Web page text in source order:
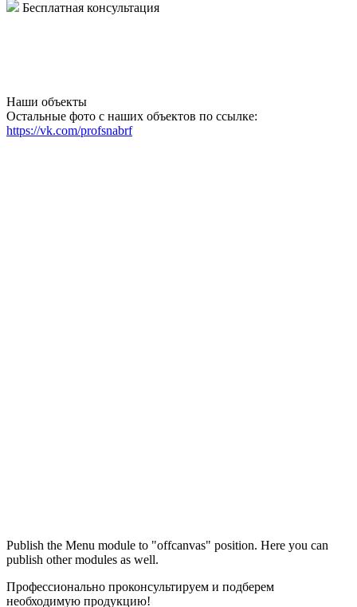
Бесплатная консультация
Наши объекты
Остальные фото с наших объектов по ссылке:
https://vk.com/profsnabrf
Publish the Menu module to "offcanvas" position. Here you can
publish other modules as well.
М ● консультант ПРОФСНАБ
Профессионально проконсультируем и подберем
необходимую продукцию!